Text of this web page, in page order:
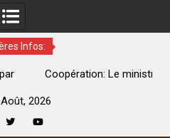
Infos:
Indien Kirti Vardhan Singh à
2026